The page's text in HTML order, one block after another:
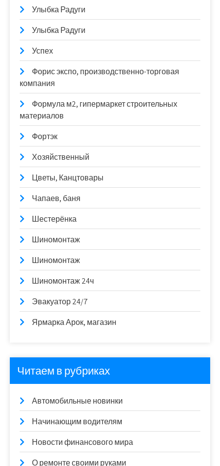
Улыбка Радуги
Улыбка Радуги
Успех
Форис экспо, производственно-торговая
компания
Формула м2, гипермаркет строительных
материалов
Фортэк
Хозяйственный
Цветы, Канцтовары
Чапаев, баня
Шестерёнка
Шиномонтаж
Шиномонтаж
Шиномонтаж 24ч
Эвакуатор 24/7
Ярмарка Арок, магазин
Читаем в рубриках
Автомобильные новинки
Начинающим водителям
Новости финансового мира
О ремонте своими руками